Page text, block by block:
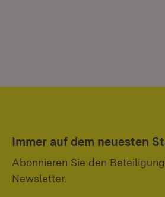
Immer auf dem neuesten
Abonnieren Sie den
Newsletter.